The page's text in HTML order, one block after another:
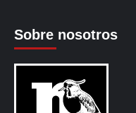
Sobre nosotros